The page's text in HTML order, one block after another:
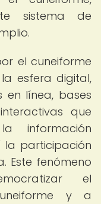
sistema de
el cuneiforme
esfera digital,
en línea, bases
que
información
la participación
Este fenómeno
el
y a